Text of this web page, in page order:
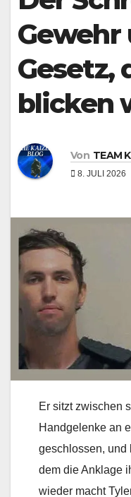
Gewehr
Gesetz,
blicken
Von TEAM
8. JULI 2026
Er sitzt zwischen
Handgelenke an
geschlossen, und
dem die Anklage
wieder macht